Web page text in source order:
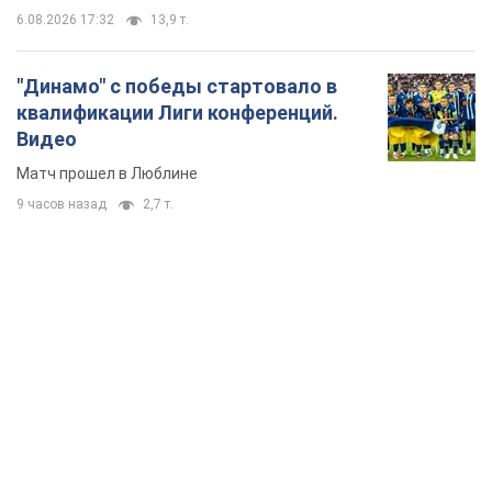
6.08.2026 17:32 13,9 т.
"Динамо" с победы стартовало в
квалификации Лиги конференций.
Видео
Матч прошел в Люблине
9 часов назад 2,7 т.